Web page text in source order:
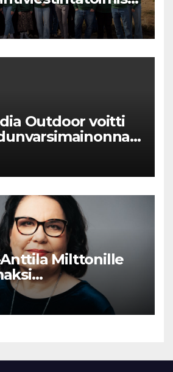
ydin
Outdoor voitti
Anttila Milttonille